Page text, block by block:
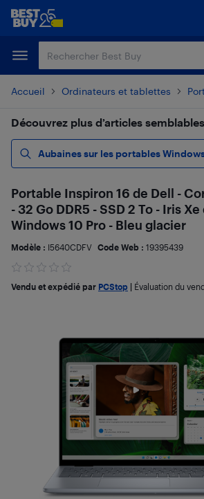
Passer
principal
Passer
Accueil Ordinateurs et tablettes
Découvrez plus d’articles semblables
Aubaines sur les portables
Portable Inspiron 16 de Dell -
- 32 Go DDR5 - SSD 2 To - Iris
Windows 10 Pro - Bleu glacier
Modèle : I5640CDFV Code Web : 19395439
Vendu et expédié par PCStop Évaluation du